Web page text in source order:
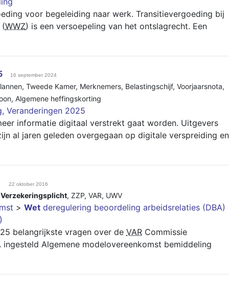
voor begeleiding naar werk. Transitievergoeding bij
(WWZ) is een versoepeling van het ontslagrecht. Een
16 september 2024
, Tweede Kamer, Merknemers, Belastingschijf, Voorjaarsnota,
, Algemene heffingskorting
Veranderingen 2025
informatie digitaal verstrekt gaat worden. Uitgevers
al jaren geleden overgegaan op digitale verspreiding en
22 oktober 2016
Verzekeringsplicht, ZZP, VAR, UWV
> Wet deregulering beoordeling arbeidsrelaties (DBA)
belangrijkste vragen over de VAR Commissie
ingesteld Algemene modelovereenkomst bemiddeling